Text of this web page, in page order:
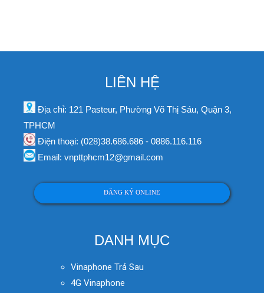
LIÊN HỆ
Địa chỉ: 121 Pasteur, Phường Võ Thị Sáu, Quận 3,
TPHCM
Điện thoại: (028)38.686.686 - 0886.116.116
Email: vnpttphcm12@gmail.com
ĐĂNG KÝ ONLINE
DANH MỤC
Vinaphone Trả Sau
4G Vinaphone